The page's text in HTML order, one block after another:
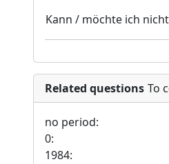
Kann / möchte ich
Related questions To
no period:
0:
1984: